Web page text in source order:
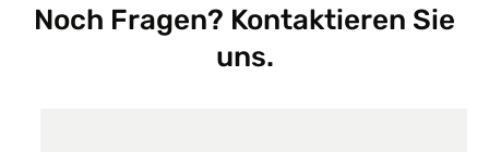
Noch Fragen? Kontaktieren Sie
uns.